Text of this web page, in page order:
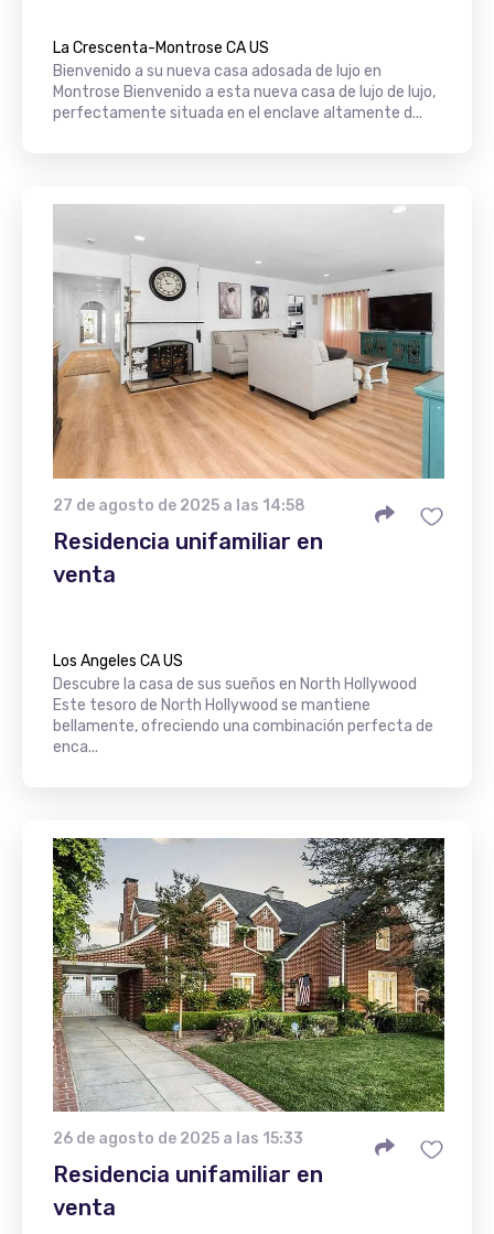
La Crescenta-Montrose CA US
Bienvenido a su nueva casa adosada de lujo en
Montrose Bienvenido a esta nueva casa de lujo de lujo,
perfectamente situada en el enclave altamente d...
27 de agosto de 2025 a las 14:58
Residencia unifamiliar en
venta
Los Angeles CA US
Descubre la casa de sus sueños en North Hollywood
Este tesoro de North Hollywood se mantiene
bellamente, ofreciendo una combinación perfecta de
enca...
26 de agosto de 2025 a las 15:33
Residencia unifamiliar en
venta